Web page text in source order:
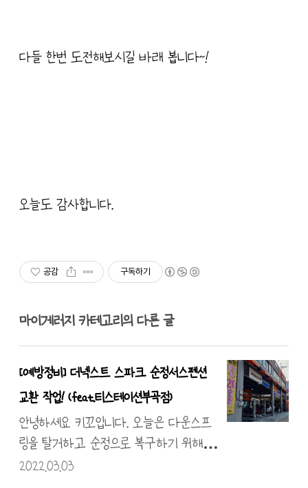
다들 한번 도전해보시길 바래 봅니다~!
오늘도 감사합니다.
공감 구독하기
마이게러지 카테고리의 다른 글
[예방정비] 더넥스트 스파크 순정서스펜션
교환 작업! (feat.티스테이션부곡점)
안녕하세요 키꼬입니다. 오늘은 다운스프
링을 탈거하고 순정으로 복구하기 위해 티
스테이션 부산 부곡점을 방문하였습니다.
2022.03.03